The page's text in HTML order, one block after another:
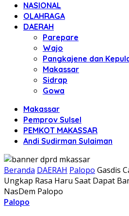
NASIONAL
OLAHRAGA
DAERAH
Parepare
Wajo
Pangkajene dan
Makassar
Sidrap
Gowa
Makassar
Pemprov Sulsel
PEMKOT MAKASSAR
Andi Sudirman Sulaiman
Beranda DAERAH Palopo Gasdis
Ungkap Rasa Haru Saat Dapat
NasDem Palopo
Palopo